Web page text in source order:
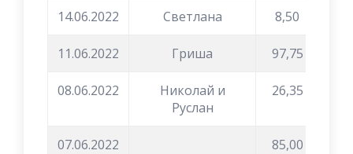
14.06.2022 Светлана 8,50
11.06.2022 Гриша 97,75
08.06.2022
Николай и
Руслан
26,35
07.06.2022 85,00